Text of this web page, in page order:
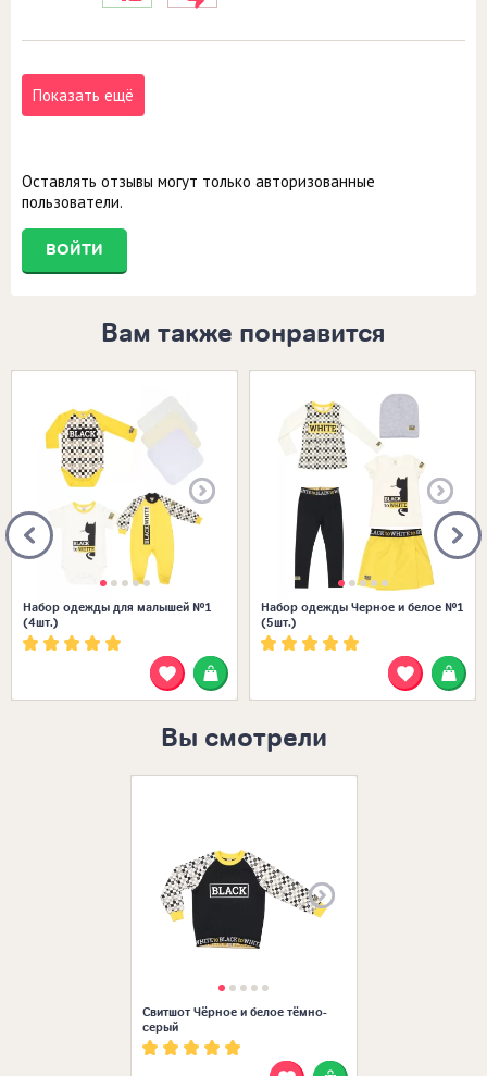
Показать ещё
Оставлять отзывы могут только авторизованные
пользователи.
ВОЙТИ
Вам также понравится
Размеры в наличии:
Набор одежды для малышей №1
(4шт.)
Набор одежды Черное и белое №1
(5шт.)
Вы смотрели
Свитшот Чёрное и белое тёмно-
серый